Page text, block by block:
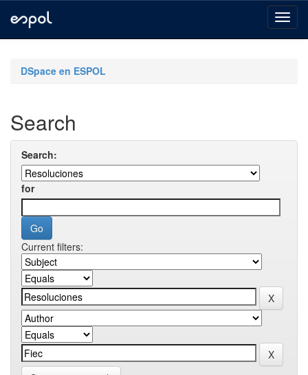
navigationDSpace en ESPOL
Search
Search:
for
Current filters: